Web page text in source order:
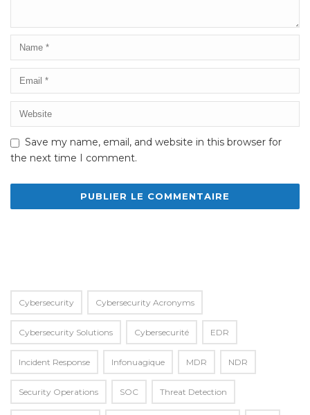
Save my name, email, and website in this browser for
the next time I comment.
Cybersecurity Cybersecurity Acronyms
Cybersecurity Solutions Cybersecurité EDR
Incident Response Infonuagique MDR NDR
Security Operations SOC Threat Detection